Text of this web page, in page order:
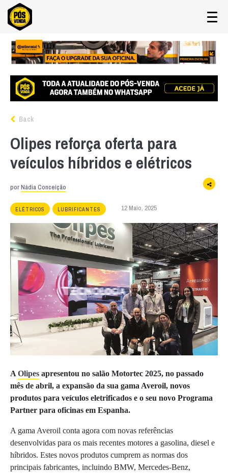
Back
Olipes reforça oferta para
veículos híbridos e elétricos
porNádia Conceição
ELÉTRICOS LUBRIFICANTES 12 Maio, 2025
A Olipes apresentou no salão Motortec 2025, no passado
mês de abril, a expansão da sua gama Averoil, novos
produtos para veículos eletrificados e o seu novo Programa
Partner para oficinas em Espanha.
A gama Averoil conta agora com novas referências
desenvolvidas para os mais recentes motores a gasolina, diesel e
híbridos. Estes novos produtos cumprem as normas dos
principais fabricantes, incluindo BMW, Mercedes-Benz,